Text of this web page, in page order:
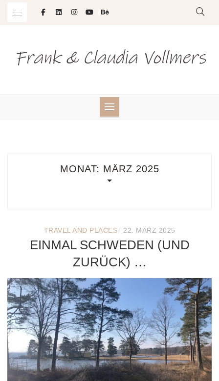
MONAT: MÄRZ 2025
TRAVEL AND PLACES/ 22. MÄRZ 2025
EINMAL SCHWEDEN (UND
ZURÜCK) …